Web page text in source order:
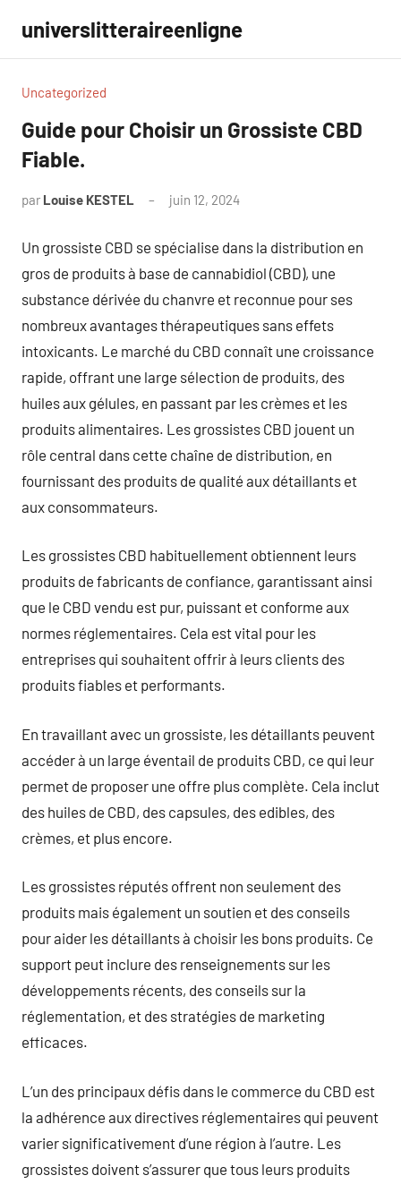
contenu
universlitteraireenligne
Uncategorized
Guide pour Choisir un Grossiste CBD
Fiable.
par Louise KESTEL juin 12, 2024
Un grossiste CBD se spécialise dans la distribution en
gros de produits à base de cannabidiol (CBD), une
substance dérivée du chanvre et reconnue pour ses
nombreux avantages thérapeutiques sans effets
intoxicants. Le marché du CBD connaît une croissance
rapide, offrant une large sélection de produits, des
huiles aux gélules, en passant par les crèmes et les
produits alimentaires. Les grossistes CBD jouent un
rôle central dans cette chaîne de distribution, en
fournissant des produits de qualité aux détaillants et
aux consommateurs.
Les grossistes CBD habituellement obtiennent leurs
produits de fabricants de confiance, garantissant ainsi
que le CBD vendu est pur, puissant et conforme aux
normes réglementaires. Cela est vital pour les
entreprises qui souhaitent offrir à leurs clients des
produits fiables et performants.
En travaillant avec un grossiste, les détaillants peuvent
accéder à un large éventail de produits CBD, ce qui leur
permet de proposer une offre plus complète. Cela inclut
des huiles de CBD, des capsules, des edibles, des
crèmes, et plus encore.
Les grossistes réputés offrent non seulement des
produits mais également un soutien et des conseils
pour aider les détaillants à choisir les bons produits. Ce
support peut inclure des renseignements sur les
développements récents, des conseils sur la
réglementation, et des stratégies de marketing
efficaces.
L’un des principaux défis dans le commerce du CBD est
la adhérence aux directives réglementaires qui peuvent
varier significativement d’une région à l’autre. Les
grossistes doivent s’assurer que tous leurs produits